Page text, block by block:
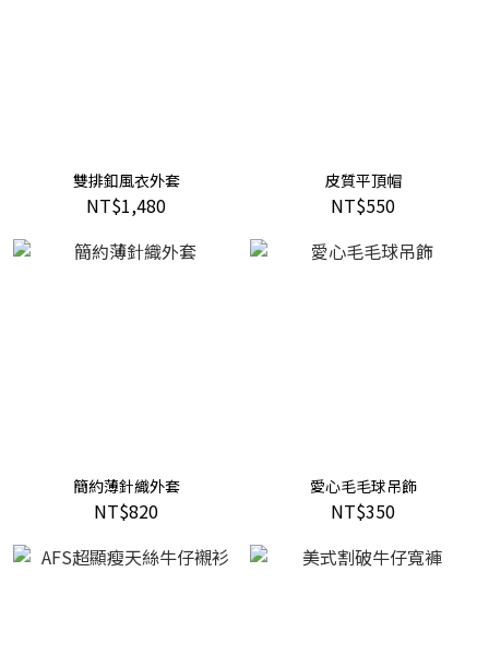
雙排釦風衣外套
NT$1,480
皮質平頂帽
NT$550
簡約薄針織外套
NT$820
愛心毛毛球吊飾
NT$350